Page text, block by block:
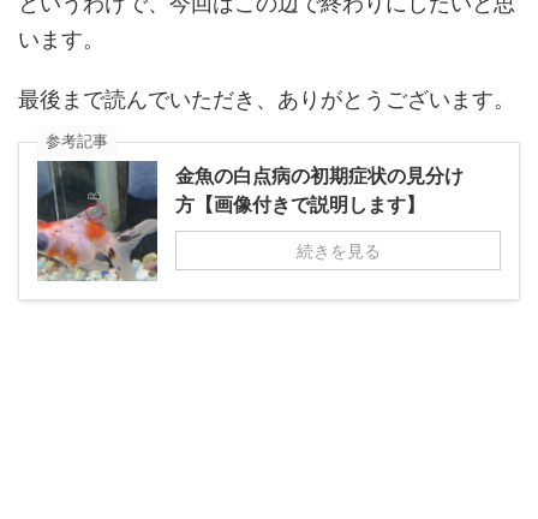
います。
最後まで読んでいただき、ありがとうございます。
参考記事
金魚の白点病の初期症状の見分け
方【画像付きで説明します】
続きを見る